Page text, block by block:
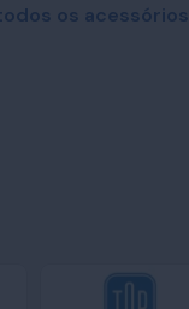
os acessórios